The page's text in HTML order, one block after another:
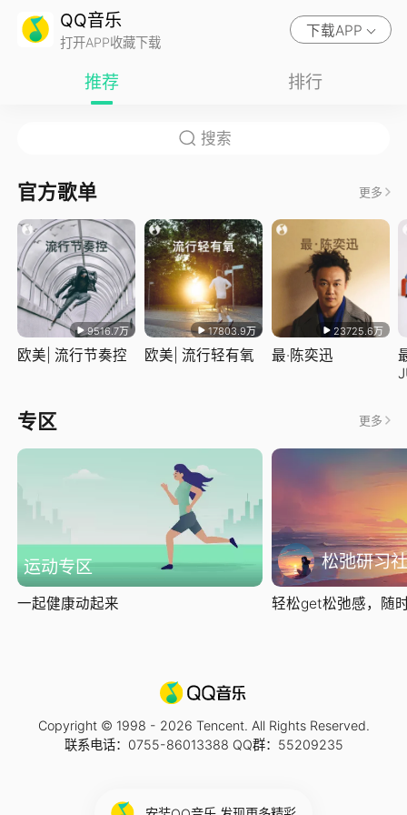
QQ音乐
打开APP收藏下载
下载APP
推荐 排行
官方歌单 更多
9516.7万
欧美| 流行节奏控
17803.9万
欧美| 流行轻有氧
23725.6万
最·陈奕迅
专区 更多
运动专区
一起健康动起来
松弛研习社
轻松get松弛感，随
Copyright © 1998 - 2026 Tencent. All Rights Reserved.
联系电话：0755-86013388 QQ群：55209235